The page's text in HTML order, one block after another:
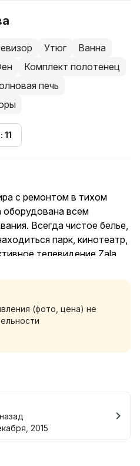
Утюг
Ванна
Комплект полотенец
печь
с ремонтом в тихом
оборудована всем
Всегда чистое белье,
парк, кинотеатр,
телевидение Zala,
на сайте указана
В КВАРТИРЕ НЕ
учитывать этот факт
компаний.
(фото, цена) не
2015